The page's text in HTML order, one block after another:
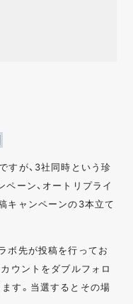
すが、3社同時という珍
ーン、オートリプライ
キャンペーンの3本立て
ボ先が投稿を行ってお
ウントをダブルフォロ
す。当選するとその場